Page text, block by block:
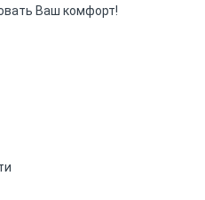
Ваш комфорт!